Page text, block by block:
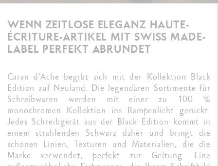
WENN ZEITLOSE ELEGANZ HAUTE-
ÉCRITURE-ARTIKEL MIT SWISS MADE-
LABEL PERFEKT ABRUNDET
Caran d’Ache begibt sich mit der Kollektion Black
Edition auf Neuland: Die legendären Sortimente für
Schreibwaren werden mit einer zu 100 %
monochromen Kollektion ins Rampenlicht gerückt.
Jedes Schreibgerät aus der Black Edition kommt in
einem strahlenden Schwarz daher und bringt die
schönen Linien, Texturen und Materialien, die die
Marke verwendet, perfekt zur Geltung. Eine